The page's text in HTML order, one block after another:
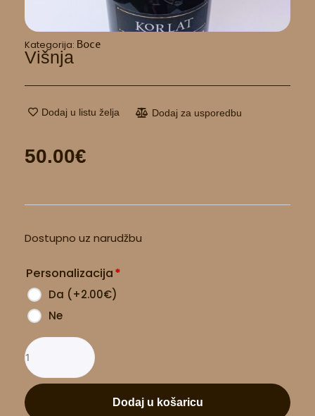
Kategorija: Boce
Višnja
Dodaj u listu želja Dodaj za usporedbu
50.00€
Dostupno uz narudžbu
Personalizacija*
Da (+2.00€)
Ne
količina
Dodaj u košaricu